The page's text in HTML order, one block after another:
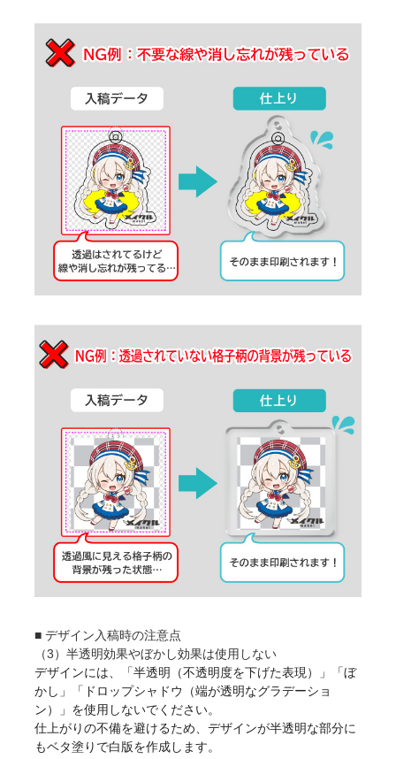
■ デザイン入稿時の注意点
（3）半透明効果やぼかし効果は使用しない
デザインには、「半透明（不透明度を下げた表現）」「ぼ
かし」「ドロップシャドウ（端が透明なグラデーショ
ン）」を使用しないでください。
仕上がりの不備を避けるため、デザインが半透明な部分に
もベタ塗りで白版を作成します。